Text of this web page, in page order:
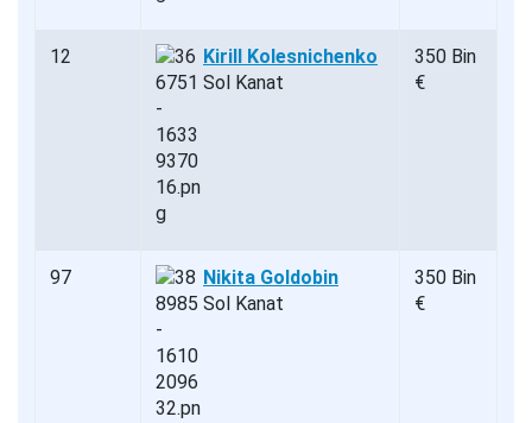
12
Kirill Kolesnichenko
Sol Kanat
350 Bin
€
97
Nikita Goldobin
Sol Kanat
350 Bin
€